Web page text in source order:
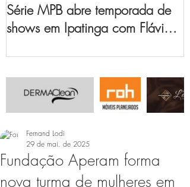
Série MPB abre temporada de
shows em Ipatinga com Flávio
Fundação Aperam forma
nova turma de mulheres em
Fernand Lodi
29 de mai. de 2025